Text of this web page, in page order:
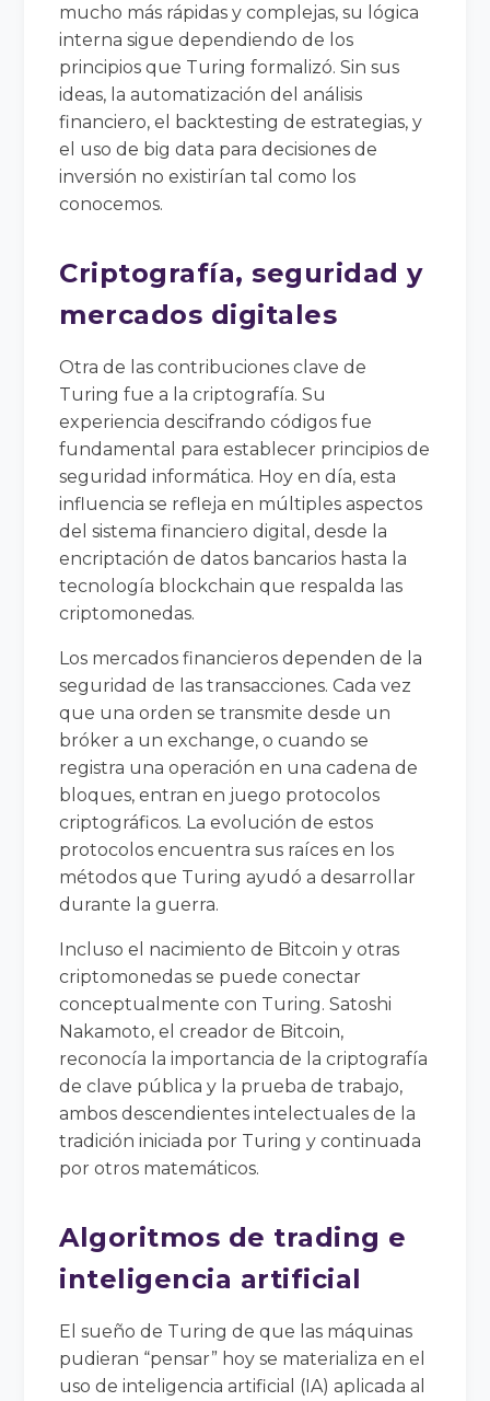
mucho más rápidas y complejas, su lógica
interna sigue dependiendo de los
principios que Turing formalizó. Sin sus
ideas, la automatización del análisis
financiero, el backtesting de estrategias, y
el uso de big data para decisiones de
inversión no existirían tal como los
conocemos.
Criptografía, seguridad y
mercados digitales
Otra de las contribuciones clave de
Turing fue a la criptografía. Su
experiencia descifrando códigos fue
fundamental para establecer principios de
seguridad informática. Hoy en día, esta
influencia se refleja en múltiples aspectos
del sistema financiero digital, desde la
encriptación de datos bancarios hasta la
tecnología blockchain que respalda las
criptomonedas.
Los mercados financieros dependen de la
seguridad de las transacciones. Cada vez
que una orden se transmite desde un
bróker a un exchange, o cuando se
registra una operación en una cadena de
bloques, entran en juego protocolos
criptográficos. La evolución de estos
protocolos encuentra sus raíces en los
métodos que Turing ayudó a desarrollar
durante la guerra.
Incluso el nacimiento de Bitcoin y otras
criptomonedas se puede conectar
conceptualmente con Turing. Satoshi
Nakamoto, el creador de Bitcoin,
reconocía la importancia de la criptografía
de clave pública y la prueba de trabajo,
ambos descendientes intelectuales de la
tradición iniciada por Turing y continuada
por otros matemáticos.
Algoritmos de trading e
inteligencia artificial
El sueño de Turing de que las máquinas
pudieran “pensar” hoy se materializa en el
uso de inteligencia artificial (IA) aplicada al